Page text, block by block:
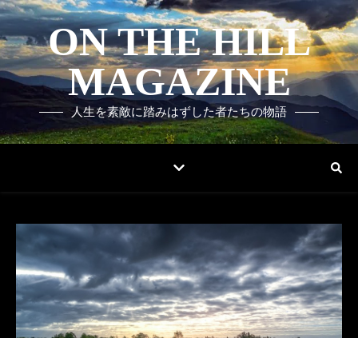
ON THE HILL
MAGAZINE
人生を素敵に踏みはずした者たちの物語